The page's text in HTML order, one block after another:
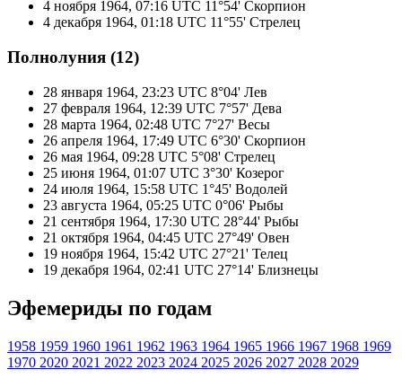
4 ноября 1964, 07:16 UTC 11°54' Скорпион
4 декабря 1964, 01:18 UTC 11°55' Стрелец
Полнолуния (12)
28 января 1964, 23:23 UTC 8°04' Лев
27 февраля 1964, 12:39 UTC 7°57' Дева
28 марта 1964, 02:48 UTC 7°27' Весы
26 апреля 1964, 17:49 UTC 6°30' Скорпион
26 мая 1964, 09:28 UTC 5°08' Стрелец
25 июня 1964, 01:07 UTC 3°30' Козерог
24 июля 1964, 15:58 UTC 1°45' Водолей
23 августа 1964, 05:25 UTC 0°06' Рыбы
21 сентября 1964, 17:30 UTC 28°44' Рыбы
21 октября 1964, 04:45 UTC 27°49' Овен
19 ноября 1964, 15:42 UTC 27°21' Телец
19 декабря 1964, 02:41 UTC 27°14' Близнецы
Эфемериды по годам
1958 1959 1960 1961 1962 1963 1964 1965 1966 1967 1968 1969
1970 2020 2021 2022 2023 2024 2025 2026 2027 2028 2029